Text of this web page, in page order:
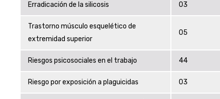
Erradicación de la silicosis 03
Trastorno músculo esquelético de
extremidad superior
05
Riesgos psicosociales en el trabajo 44
Riesgo por exposición a plaguicidas 03